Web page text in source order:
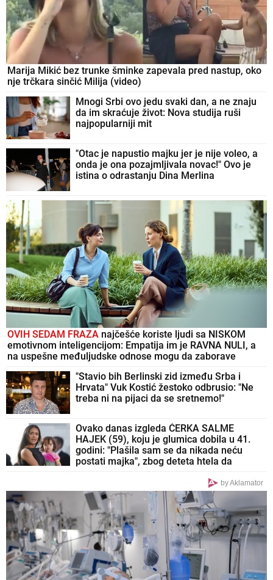
Marija Mikić bez trunke šminke zapevala pred nastup, oko
nje trčkara sinčić Milija (video)
Mnogi Srbi ovo jedu svaki dan, a ne znaju
da im skraćuje život: Nova studija ruši
najpopularniji mit
"Otac je napustio majku jer je nije voleo, a
onda je ona pozajmljivala novac!" Ovo je
istina o odrastanju Dina Merlina
OVIH SEDAM FRAZA najčešće koriste ljudi sa NISKOM
emotivnom inteligencijom: Empatija im je RAVNA NULI, a
na uspešne međuljudske odnose mogu da zaborave
"Stavio bih Berlinski zid između Srba i
Hrvata" Vuk Kostić žestoko odbrusio: "Ne
treba ni na pijaci da se sretnemo!"
Ovako danas izgleda ĆERKA SALME
HAJEK (59), koju je glumica dobila u 41.
godini: "Plašila sam se da nikada neću
postati majka", zbog deteta htela da
by Aklamator